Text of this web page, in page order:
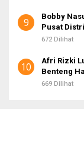
9
Bobby
Pusat
672 Dilihat
10
Afri Rizki
Benteng
669 Dilihat